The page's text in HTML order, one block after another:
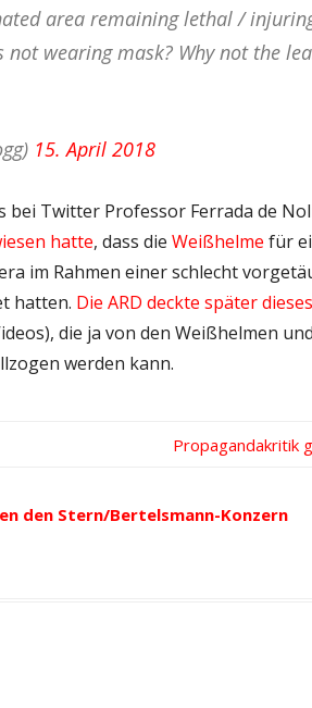
area remaining lethal /
wearing mask? Why not the
15. April 2018
bei Twitter Professor Ferrada de
hatte, dass die Weißhelme für
im Rahmen einer schlecht
hatten. Die ARD deckte später
die ja von den Weißhelmen
werden kann.
Nächster
Propagandakritik
den Stern/Bertelsmann-Konzern